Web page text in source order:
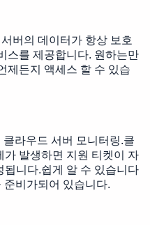
버의 데이터가 항상 보호
스를 제공합니다. 원하는만
제든지 액세스 할 수 있습
라우드 서버 모니터링.클
가 발생하면 지원 티켓이 자
됩니다.쉽게 알 수 있습니다
준비가되어 있습니다.